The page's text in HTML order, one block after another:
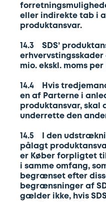
eller indirekte tab i
produktansvar.
14.3 SDS’
erhvervstingsskader
mio. ekskl. moms
14.4 Hvis
en af Parterne i
produktansvar, skal
underrette den
14.5 I den
pålagt
er Køber forpligtet
i samme omfang,
begrænset efter
begrænsninger af
gælder ikke, hvis